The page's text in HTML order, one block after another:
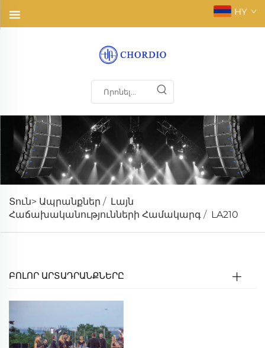
HY
Տուն> Ապրանքներ / Լայն
Հաճախականությունների Համակարգ / LA210
ԲՈԼՈՐ ԱՐՏԱԴՐԱՆՔՆԵՐԸ